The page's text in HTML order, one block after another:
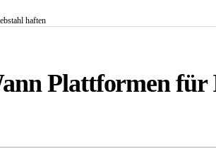
haften
Plattformen